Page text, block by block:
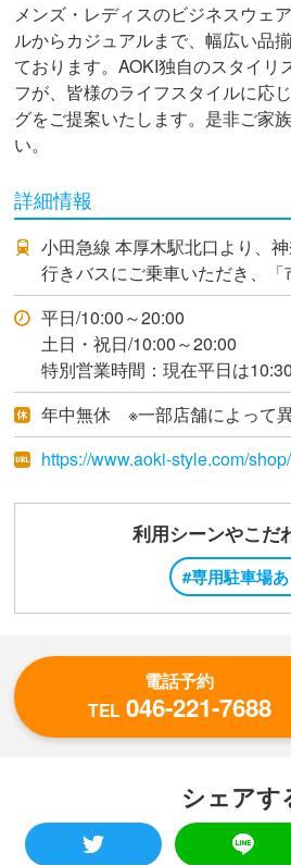
メンズ・レディスのビジネスウェ
ルからカジュアルまで、幅広い品
ております。AOKI独自のスタイリ
フが、皆様のライフスタイルに応
グをご提案いたします。是非ご家
い。
詳細情報
小田急線 本厚木駅北口より、
行きバスにご乗車いただき、
平日/10:00～20:00
土日・祝日/10:00～20:00
特別営業時間：現在平日は
年中無休 ※一部店舗によって異
https://www.aoki-style.com/
利用シーンやこだ
#専用駐車場あ
電話予約
TEL 046-221-7688
シェアす